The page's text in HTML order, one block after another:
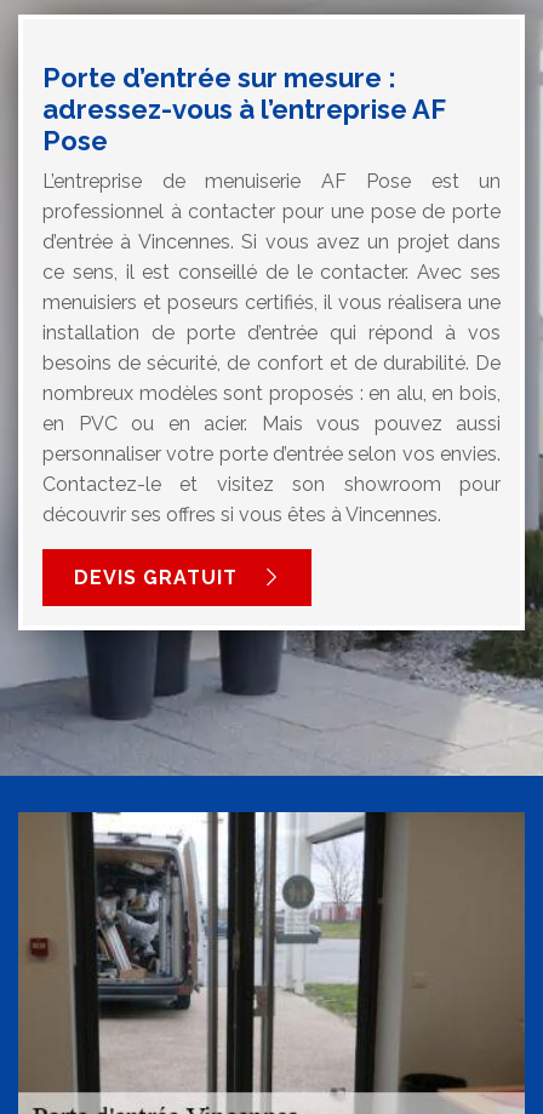
Porte d’entrée sur mesure :
adressez-vous à l’entreprise AF
Pose
L’entreprise de menuiserie AF Pose est un
professionnel à contacter pour une pose de porte
d’entrée à Vincennes. Si vous avez un projet dans
ce sens, il est conseillé de le contacter. Avec ses
menuisiers et poseurs certifiés, il vous réalisera une
installation de porte d’entrée qui répond à vos
besoins de sécurité, de confort et de durabilité. De
nombreux modèles sont proposés : en alu, en bois,
en PVC ou en acier. Mais vous pouvez aussi
personnaliser votre porte d’entrée selon vos envies.
Contactez-le et visitez son showroom pour
découvrir ses offres si vous êtes à Vincennes.
DEVIS GRATUIT